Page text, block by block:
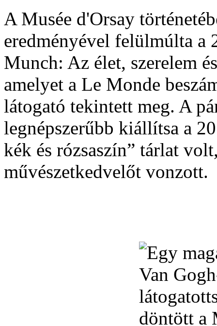
A Musée d'Orsay
eredményével felülmúlta a
Munch: Az élet, szerelem
amelyet a Le Monde
látogató tekintett meg. A
legnépszerűbb kiállítsa a
kék és rózsaszín” tárlat
művészetkedvelőt vonzott.